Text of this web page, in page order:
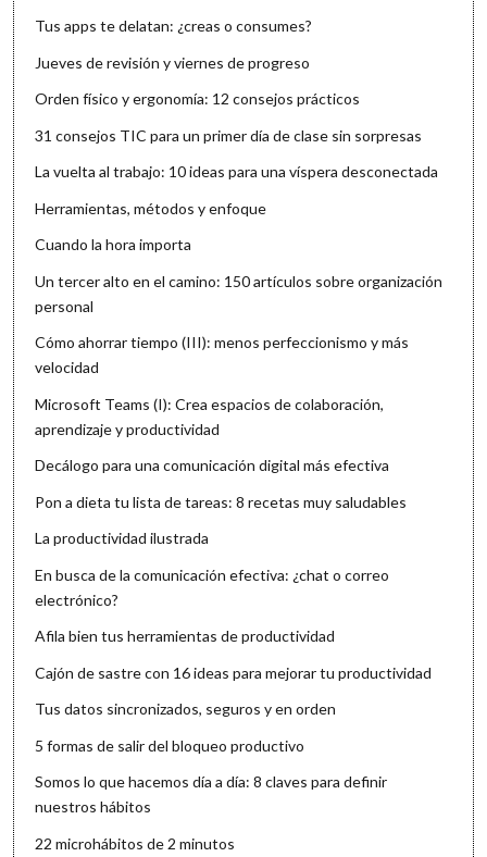
Tus apps te delatan: ¿creas o consumes?
Jueves de revisión y viernes de progreso
Orden físico y ergonomía: 12 consejos prácticos
31 consejos TIC para un primer día de clase sin sorpresas
La vuelta al trabajo: 10 ideas para una víspera desconectada
Herramientas, métodos y enfoque
Cuando la hora importa
Un tercer alto en el camino: 150 artículos sobre organización
personal
Cómo ahorrar tiempo (III): menos perfeccionismo y más
velocidad
Microsoft Teams (I): Crea espacios de colaboración,
aprendizaje y productividad
Decálogo para una comunicación digital más efectiva
Pon a dieta tu lista de tareas: 8 recetas muy saludables
La productividad ilustrada
En busca de la comunicación efectiva: ¿chat o correo
electrónico?
Afila bien tus herramientas de productividad
Cajón de sastre con 16 ideas para mejorar tu productividad
Tus datos sincronizados, seguros y en orden
5 formas de salir del bloqueo productivo
Somos lo que hacemos día a día: 8 claves para definir
nuestros hábitos
22 microhábitos de 2 minutos